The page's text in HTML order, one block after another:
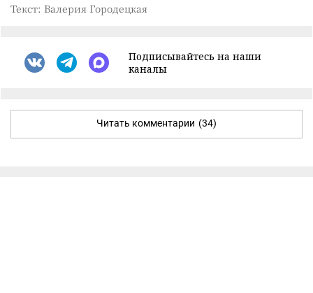
Текст: Валерия Городецкая
Подписывайтесь на наши
каналы
Читать комментарии (34)